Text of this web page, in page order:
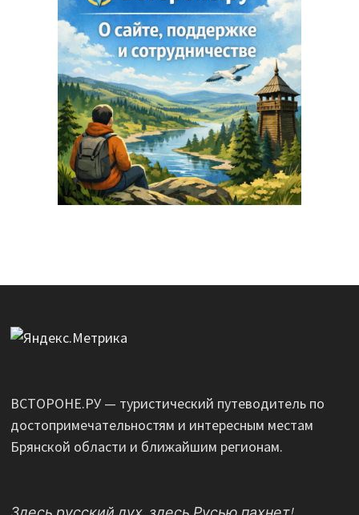
ВСТОРОНЕ.РУ — туристический путеводитель по
достопримечательностям и интересным местам
Брянской области и ближайшим регионам.